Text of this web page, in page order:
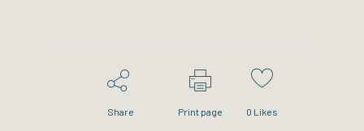
Share Print page 0 Likes